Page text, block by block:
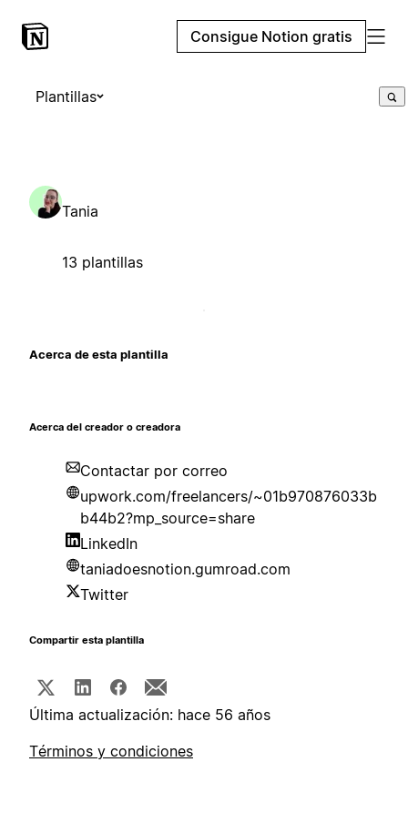
Consigue Notion gratis
Plantillas
Tania
13 plantillas
Acerca de esta plantilla
Acerca del creador o creadora
Contactar por correo
upwork.com/freelancers/~01b970876033b
b44b2?mp_source=share
LinkedIn
taniadoesnotion.gumroad.com
Twitter
Compartir esta plantilla
Última actualización: hace 56 años
Términos y condiciones